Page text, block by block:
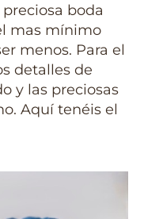
boda
mas mínimo
menos. Para el
detalles de
y las preciosas
Aquí tenéis el